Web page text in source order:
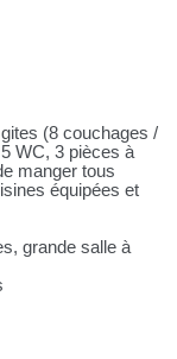
(8 couchages /
WC, 3 pièces à
manger tous
équipées et
grande salle à